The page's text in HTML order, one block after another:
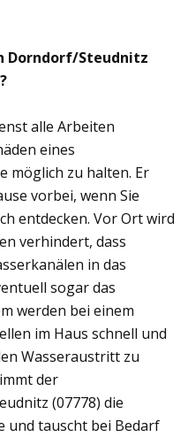
Dorndorf/Steudnitz
alle Arbeiten
eines
möglich zu halten. Er
vorbei, wenn Sie
entdecken. Vor Ort wird
verhindert, dass
in das
sogar das
werden bei einem
im Haus schnell und
Wasseraustritt zu
der
(07778) die
und tauscht bei Bedarf